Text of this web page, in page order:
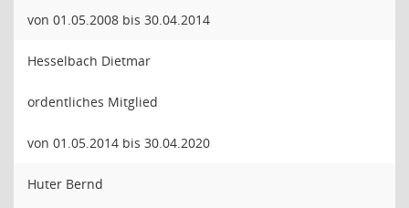
von 01.05.2008 bis 30.04.2014
Hesselbach Dietmar
ordentliches Mitglied
von 01.05.2014 bis 30.04.2020
Huter Bernd